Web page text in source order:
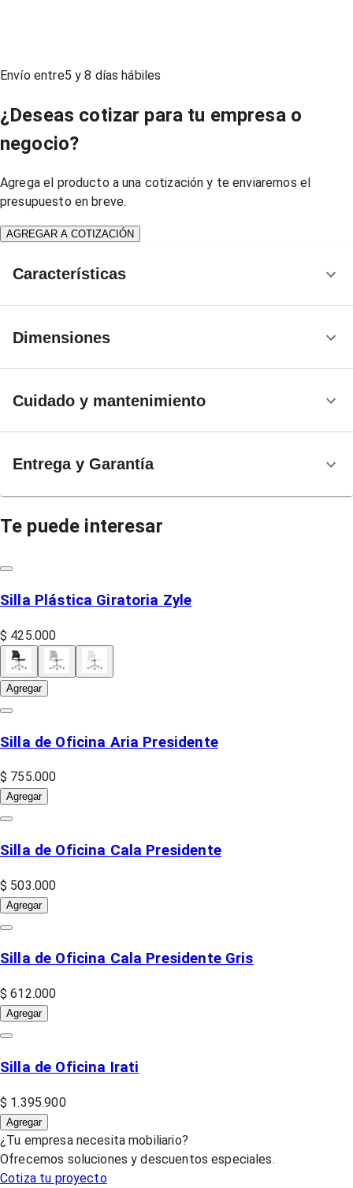
Envío entre5 y8 días hábiles
¿Deseas cotizar para tu empresa o
negocio?
Agrega el producto a una cotización y te enviaremos el
presupuesto en breve.
AGREGAR A COTIZACIÓN
Características
Dimensiones
Cuidado y mantenimiento
Entrega y Garantía
Te puede interesar
Silla Plástica Giratoria Zyle
$ 425.000
Agregar
Silla de Oficina Aria Presidente
$ 755.000
Agregar
Silla de Oficina Cala Presidente
$ 503.000
Agregar
Silla de Oficina Cala Presidente Gris
$ 612.000
Agregar
Silla de Oficina Irati
$ 1.395.900
Agregar
¿Tu empresa necesita mobiliario?
Ofrecemos soluciones y descuentos especiales.
Cotiza tu proyecto